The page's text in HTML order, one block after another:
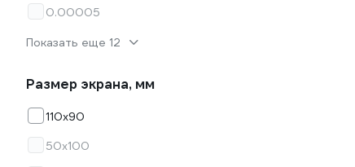
0.00005
Показать еще 12
Размер экрана, мм
110х90
50x100